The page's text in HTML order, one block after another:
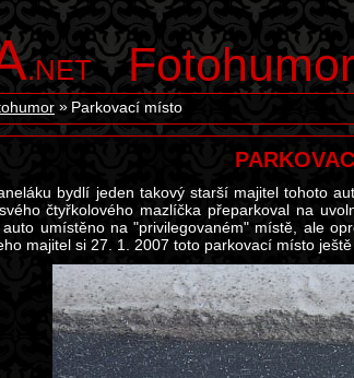
.NET Fotohumor
Parkovací místo
bydlí jeden takový starší majitel tohoto
čtyřkolového mazlíčka přeparkoval na
umístěno na "privilegovaném" místě, ale
majitel si 27. 1. 2007 toto parkovací místo